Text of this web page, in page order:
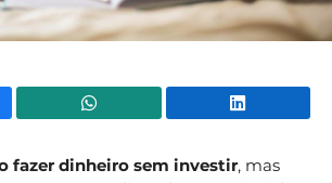
Facebook WhatsApp
fazer dinheiro sem investir, mas